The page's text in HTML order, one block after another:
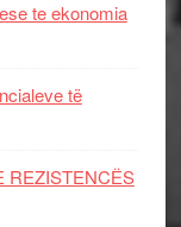
te ekonomia
të
REZISTENCЁS